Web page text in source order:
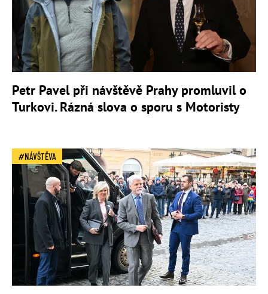
Petr Pavel při návštěvě Prahy promluvil o
Turkovi. Rázná slova o sporu s Motoristy
NÁVŠTĚVA